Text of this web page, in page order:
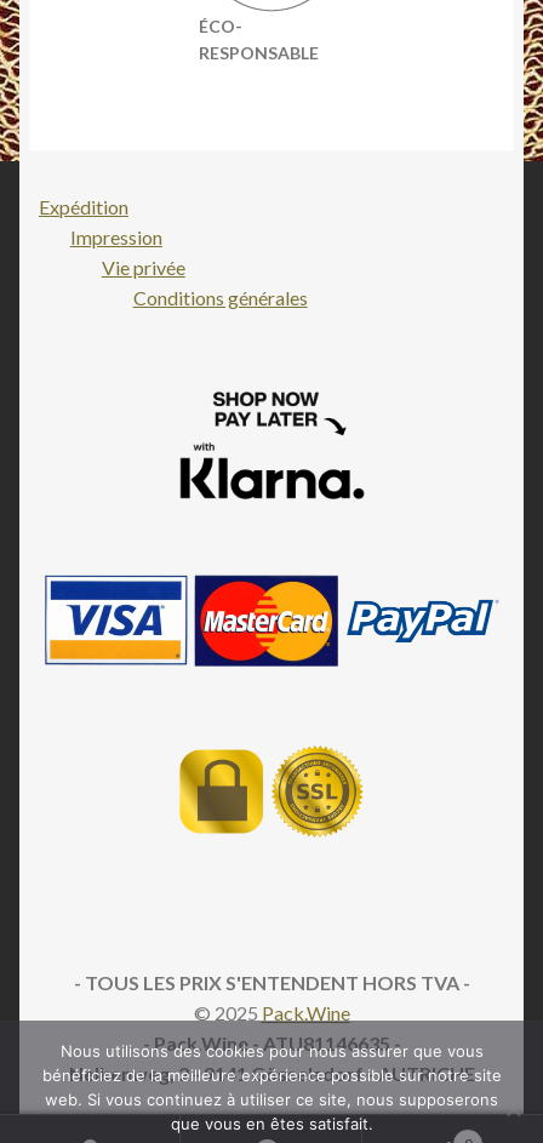
ÉCO-
RESPONSABLE
Expédition
Impression
Vie privée
Conditions générales
- TOUS LES PRIX S'ENTENDENT HORS TVA -
© 2025 Pack.Wine
- Pack.Wine - ATU81146635 -
Nelkenweg, 2- 9141 Gösselsdorf - AUTRICHE
Nous utilisons des cookies pour nous assurer que vous
bénéficiez de la meilleure expérience possible sur notre site
web. Si vous continuez à utiliser ce site, nous supposerons
que vous en êtes satisfait.